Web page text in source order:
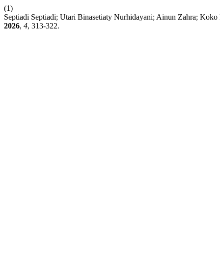
(1)
Septiadi Septiadi; Utari Binasetiaty Nurhidayani; Ainun Zahra;
2026, 4, 313-322.